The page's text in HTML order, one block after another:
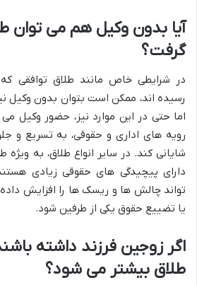
آیا بدون وکیل هم می توان
گرفت؟
در شرایطی خاص مانند طلاق توافقی
رسیده اند، ممکن است بتوان بدون وکیل
اما حتی در این موارد نیز، حضور وکیل
رویه های اداری و حقوقی، به تسریع و
شایانی کند. در سایر انواع طلاق، به
دارای پیچیدگی های حقوقی زیادی
تواند چالش ها و ریسک ها را افزایش
یا تضییع حقوق یکی از طرفین شود.
اگر زوجین فرزند داشته
طلاق بیشتر می شود؟